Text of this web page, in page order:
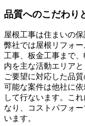
品質へのこだわり
屋根工事は住まいの
弊社では屋根リフォ
工事、板金工事まで
内を主な活動エリア
ご要望に対応した品
可能な案件は他社に
して行ないます。こ
なり、コストパフォ
います。